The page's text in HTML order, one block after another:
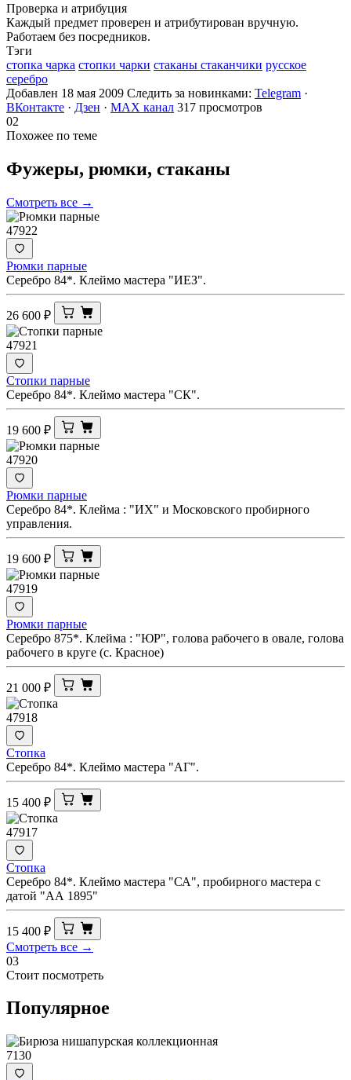
Проверка и атрибуция
Каждый предмет проверен и атрибутирован вручную.
Работаем без посредников.
Тэги
стопка чарка стопки чарки стаканы стаканчики русское
серебро
Добавлен 18 мая 2009 Следить за новинками: Telegram ·
ВКонтакте · Дзен · MAX канал 317 просмотров
02
Похожее по теме
Фужеры, рюмки, стаканы
Смотреть все →
47922
Рюмки парные
Серебро 84*. Клеймо мастера "ИЕЗ".
26 600 ₽
47921
Стопки парные
Серебро 84*. Клеймо мастера "СК".
19 600 ₽
47920
Рюмки парные
Серебро 84*. Клейма : "ИХ" и Московского пробирного
управления.
19 600 ₽
47919
Рюмки парные
Серебро 875*. Клейма : "ЮР", голова рабочего в овале, голова
рабочего в круге (с. Красное)
21 000 ₽
47918
Стопка
Серебро 84*. Клеймо мастера "АГ".
15 400 ₽
47917
Стопка
Серебро 84*. Клеймо мастера "СА", пробирного мастера с
датой "АА 1895"
15 400 ₽
Смотреть все →
03
Стоит посмотреть
Популярное
7130